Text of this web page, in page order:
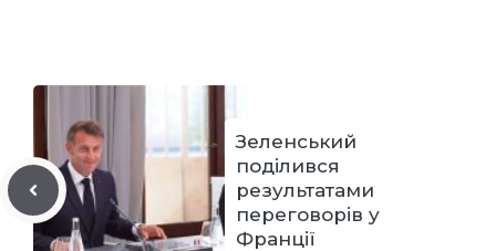
Зеленський
поділився
результатами
переговорів у
Франції